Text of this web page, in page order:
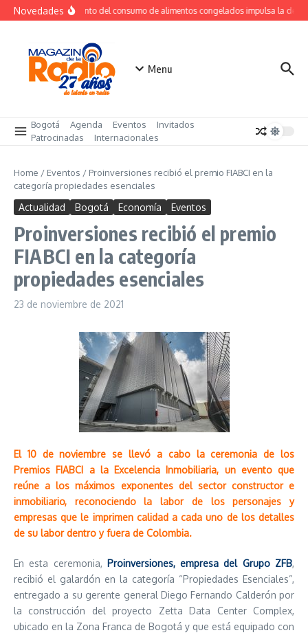
Saltar al contenido
NovedadesCrecimiento del consumo de alimentos congelados impulsa la
Menu
Bogotá Agenda Eventos
Invitados
Patrocinadas
Internacionales
Home / Eventos / Proinversiones recibió el premio FIABCI en la
categoría propiedades esenciales
Actualidad Bogotá Economía Eventos
Proinversiones recibió el premio
FIABCI en la categoría
propiedades esenciales
23 de noviembre de 2021
El 10 de noviembre se llevó a cabo la ceremonia de los
Premios FIABCI a la Excelencia Inmobiliaria, un evento que
reúne a los máximos exponentes del sector constructor e
inmobiliario, reconociendo la labor de los personajes y
empresas que le imprimen calidad a cada uno de los detalles
de su labor dentro y fuera de Colombia.
En esta ceremonia, Proinversiones, empresa del Grupo ZFB,
recibió el galardón en la categoría “Propiedades Esenciales”,
entregado a su gerente general Diego Fernando Calderón por
la construcción del proyecto Zetta Data Center Complex,
ubicado en la Zona Franca de Bogotá y que está equipado con